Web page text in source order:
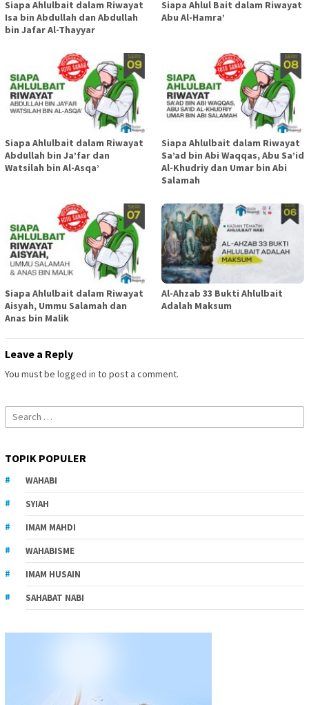
Siapa Ahlulbait dalam Riwayat
Isa bin Abdullah dan Abdullah
bin Jafar Al-Thayyar
Siapa Ahlul Bait dalam Riwayat
Abu Al-Hamra’
Siapa Ahlulbait dalam Riwayat
Abdullah bin Ja’far dan
Watsilah bin Al-Asqa’
Siapa Ahlulbait dalam Riwayat
Sa’ad bin Abi Waqqas, Abu Sa’id
Al-Khudriy dan Umar bin Abi
Salamah
Siapa Ahlulbait dalam Riwayat
Aisyah, Ummu Salamah dan
Anas bin Malik
Al-Ahzab 33 Bukti Ahlulbait
Adalah Maksum
Leave a Reply
You must be logged in to post a comment.
Search
for:
TOPIK POPULER
WAHABI
SYIAH
IMAM MAHDI
WAHABISME
IMAM HUSAIN
SAHABAT NABI